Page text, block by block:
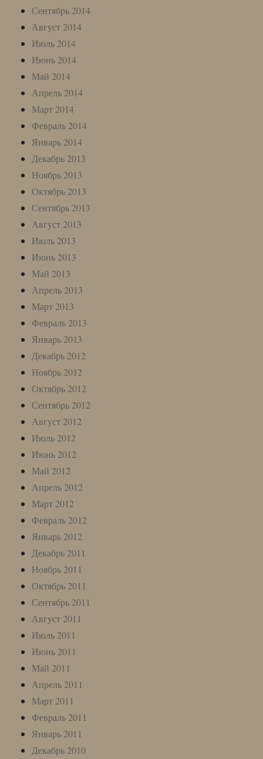
Сентябрь 2014
Август 2014
Июль 2014
Июнь 2014
Май 2014
Апрель 2014
Март 2014
Февраль 2014
Январь 2014
Декабрь 2013
Ноябрь 2013
Октябрь 2013
Сентябрь 2013
Август 2013
Июль 2013
Июнь 2013
Май 2013
Апрель 2013
Март 2013
Февраль 2013
Январь 2013
Декабрь 2012
Ноябрь 2012
Октябрь 2012
Сентябрь 2012
Август 2012
Июль 2012
Июнь 2012
Май 2012
Апрель 2012
Март 2012
Февраль 2012
Январь 2012
Декабрь 2011
Ноябрь 2011
Октябрь 2011
Сентябрь 2011
Август 2011
Июль 2011
Июнь 2011
Май 2011
Апрель 2011
Март 2011
Февраль 2011
Январь 2011
Декабрь 2010